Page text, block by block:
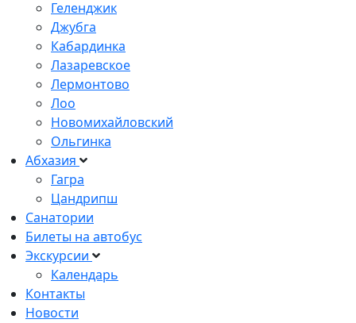
Геленджик
Джубга
Кабардинка
Лазаревское
Лермонтово
Лоо
Новомихайловский
Ольгинка
Абхазия
Гагра
Цандрипш
Санатории
Билеты на автобус
Экскурсии
Календарь
Контакты
Новости